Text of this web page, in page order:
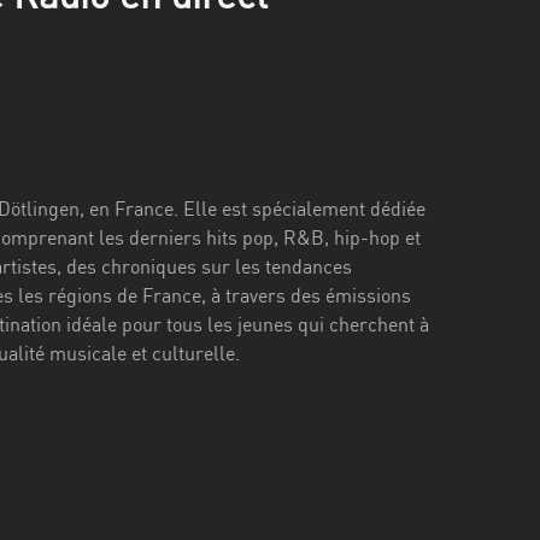
en France. Elle est spécialement dédiée
les derniers hits pop, R&B, hip-hop et
des chroniques sur les tendances
les régions de France, à travers des émissions
idéale pour tous les jeunes qui cherchent à
musicale et culturelle.